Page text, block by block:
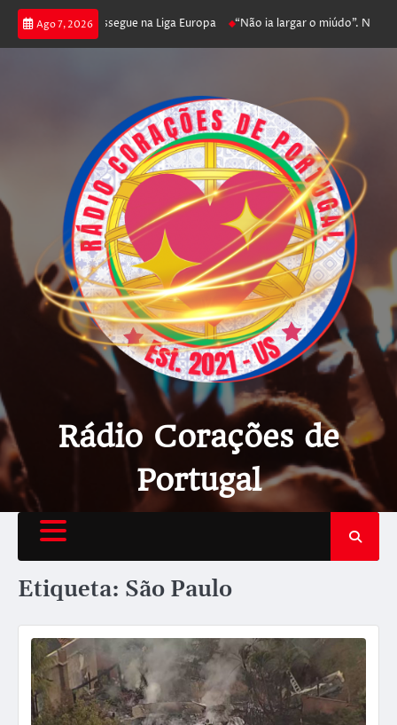
Ago 7, 2026
joga poker e prossegue na Liga Europa “Não ia largar o miúdo”.
Rádio Corações de
Portugal
Etiqueta: São Paulo